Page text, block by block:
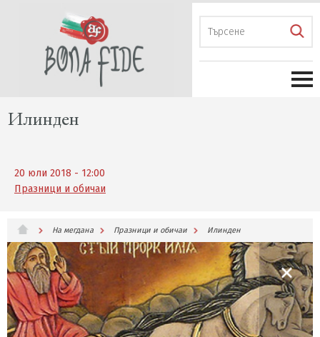
Илинден
20 юли 2018 - 12:00
Празници и обичаи
На мегдана Празници и обичаи Илинден